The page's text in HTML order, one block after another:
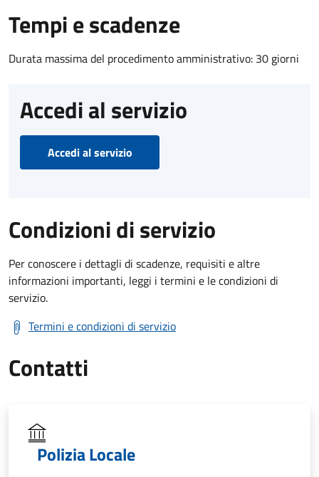
Tempi e scadenze
Durata massima del procedimento amministrativo: 30 giorni
Accedi al servizio
Accedi al servizio
Condizioni di servizio
Per conoscere i dettagli di scadenze, requisiti e altre
informazioni importanti, leggi i termini e le condizioni di
servizio.
Termini e condizioni di servizio
Contatti
Polizia Locale